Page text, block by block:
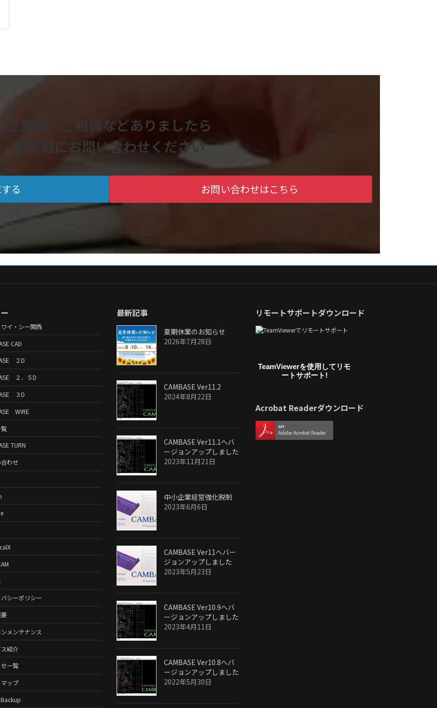
ご質問・ご相談などありましたら
お気軽にお問い合わせください
る お問い合わせはこちら
イ・シー関西
CAD
２D
２．５D
３D
WIRE
TURN
わせ
シーポリシー
メンテナンス
紹介
一覧
ップ
最新記事
夏期休業のお知らせ
2026年7月28日
CAMBASE Ver11.2
2024年8月22日
CAMBASE Ver11.1へバ
ージョンアップしました
2023年11月21日
中小企業経営強化税制
2023年6月6日
CAMBASE Ver11へバー
ジョンアップしました
2023年5月23日
CAMBASE Ver10.9へバ
ージョンアップしました
2023年4月11日
CAMBASE Ver10.8へバ
ージョンアップしました
2022年5月30日
リモートサポートダウンロード
TeamViewerを使用してリモ
ートサポート!
Acrobat Readerダウンロード